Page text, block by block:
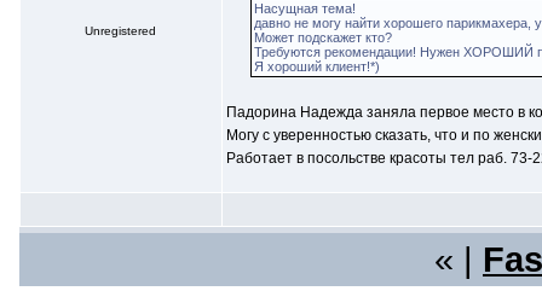
Unregistered
Насущная тема!
давно не могу найти хорошего
Может подскажет кто?
Требуются рекомендации! Нужен ХОРОШИЙ
Я хороший клиент!*)
Падорина Надежда заняла первое место в
Могу с уверенностью сказать, что и по
Работает в посольстве красоты тел раб. 73-
« |